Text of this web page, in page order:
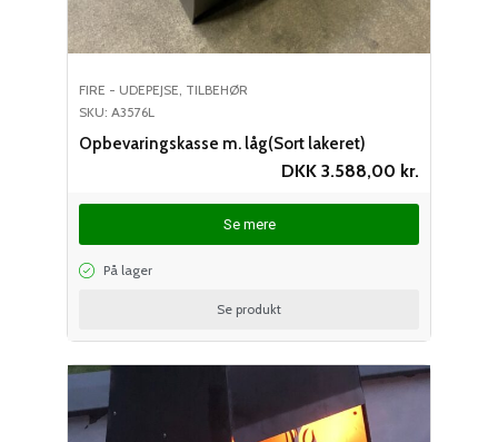
FIRE - UDEPEJSE, TILBEHØR
SKU: A3576L
Opbevaringskasse m. låg(Sort lakeret)
DKK3.588,00 kr.
Se mere
På lager
Se produkt